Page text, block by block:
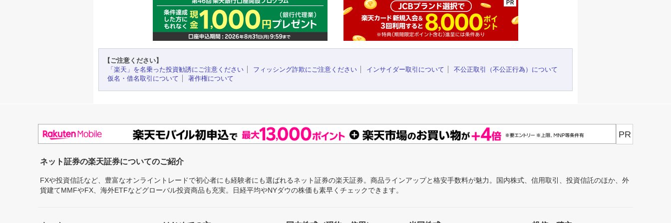
【ご注意ください】
「楽天」を名乗った投資勧誘にご注意ください
フィッシング詐欺にご注意ください インサイダー取引について
不公正取引（不公正行為）について
仮名・借名取引について
著作権について
PR
ネット証券の楽天証券についてのご紹介
FXや投資信託など、豊富なオンライントレードで初心者にも経験者にも選ばれるネット証券の楽天証券。商品ラインアップと格安手数料が魅力。国内株式、信用取引、投資信託のほか、外
貨建てMMFやFX、海外ETFなどグローバル投資商品も充実。日経平均やNYダウの株価も素早くチェックできます。